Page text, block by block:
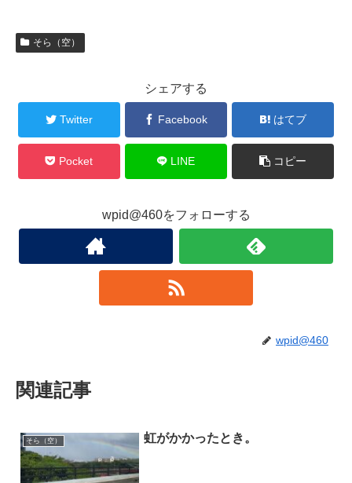
そら（空）
シェアする
Twitter Facebook はてブ
Pocket LINE コピー
wpid@460をフォローする
wpid@460
関連記事
そら（空） 虹がかかったとき。